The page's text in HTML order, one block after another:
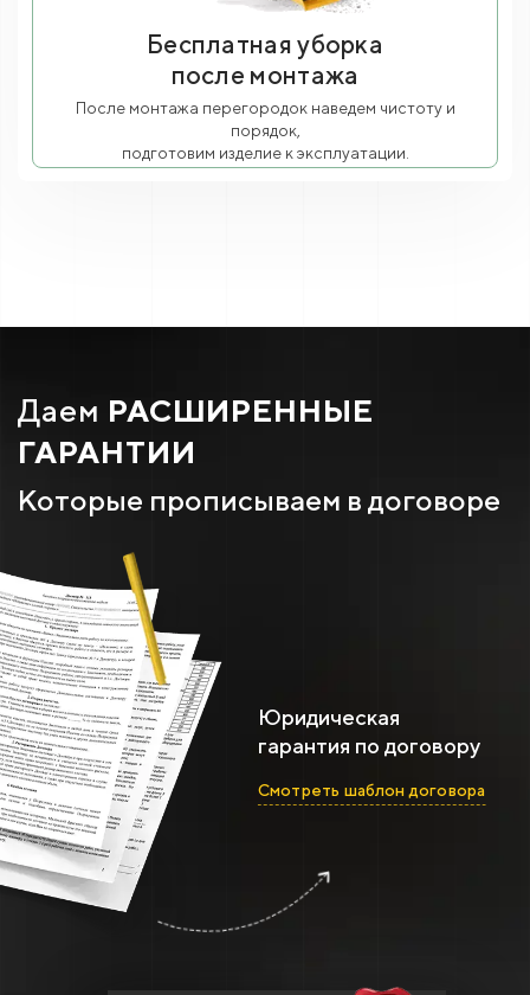
Бесплатная уборка
после монтажа
После монтажа перегородок наведем чистоту и
порядок,
подготовим изделие к эксплуатации.
Даем РАСШИРЕННЫЕ
ГАРАНТИИ
Которые прописываем в договоре
Юридическая
гарантия по договору
Смотреть шаблон договора